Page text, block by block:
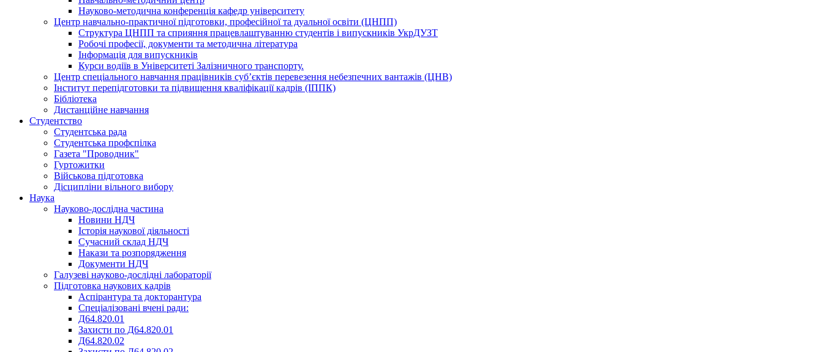
Науково-методична конференція кафедр університету
Центр навчально-практичної підготовки, професійної та дуальної освіти (ЦНПП)
Структура ЦНПП та сприяння працевлаштуванню студентів і випускників УкрДУЗТ
Робочі професії, документи та методична література
Інформація для випускників
Курси водіїв в Університеті Залізничного транспорту.
Центр спеціального навчання працівників суб’єктів перевезення небезпечних вантажів (ЦНВ)
Інститут перепідготовки та підвищення кваліфікації кадрів (ІППК)
Бібліотека
Дистанційне навчання
Студентство
Студентська рада
Студентська профспілка
Газета "Проводник"
Гуртожитки
Військова підготовка
Дісципліни вільного вибору
Наука
Науково-дослідна частина
Новини НДЧ
Історія наукової діяльності
Сучасний склад НДЧ
Накази та розпорядження
Документи НДЧ
Галузеві науково-дослідні лабораторії
Підготовка наукових кадрів
Аспірантура та докторантура
Спеціалізовані вчені ради:
Д64.820.01
Захисти по Д64.820.01
Д64.820.02